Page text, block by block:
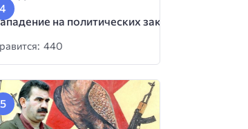
на политических заключенных
440